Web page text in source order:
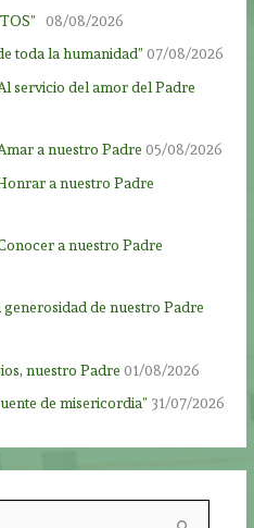
08/08/2026
toda la humanidad” 07/08/2026
servicio del amor del Padre
a nuestro Padre 05/08/2026
a nuestro Padre
a nuestro Padre
de nuestro Padre
nuestro Padre 01/08/2026
de misericordia” 31/07/2026